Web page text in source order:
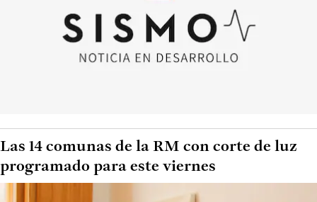
Las 14 comunas de la RM con corte de luz
programado para este viernes